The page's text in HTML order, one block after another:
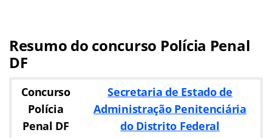
Resumo do concurso Polícia Penal
DF
Concurso
Polícia
Penal DF
Secretaria de Estado de
Administração Penitenciária
do Distrito Federal